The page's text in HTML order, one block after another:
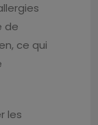
de
ce qui
les